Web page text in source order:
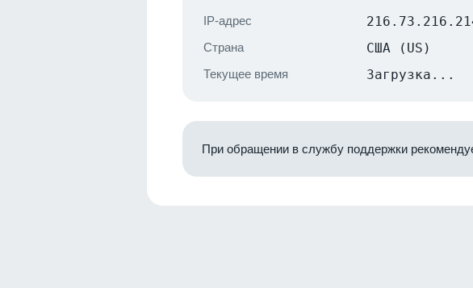
IP-адрес
Страна США (US)
Текущее время Загрузка...
При обращении в службу поддержки